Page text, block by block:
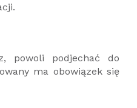
powoli podjechać do
ma obowiązek się